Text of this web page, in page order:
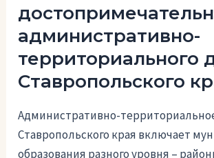
административно-
территориального
Ставропольского
Административно-
Ставропольского края включает
образования разного уровня –